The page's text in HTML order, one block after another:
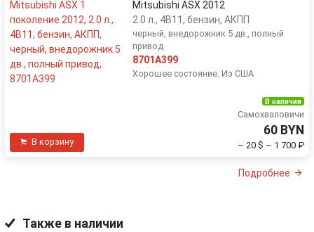
Mitsubishi ASX 2012
2.0 л., 4B11, бензин, АКПП
черный, внедорожник 5 дв., полный
привод
8701A399
Хорошее состояние. Из США
В корзину
В наличии
Самохваловичи
60 BYN
~ 20 $ ~ 1 700 ₽
Подробнее
Также в наличии